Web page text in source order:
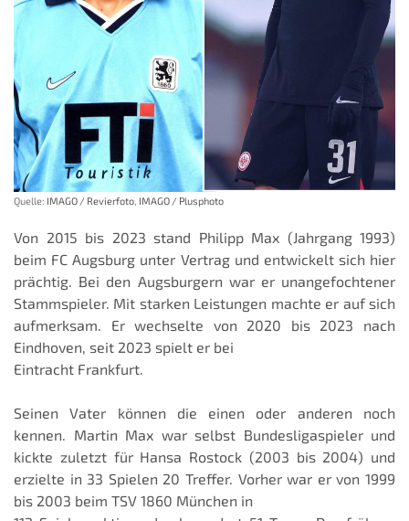
Quelle: IMAGO / Revierfoto, IMAGO / Plusphoto
Von 2015 bis 2023 stand Philipp Max (Jahrgang 1993)
beim FC Augsburg unter Vertrag und entwickelt sich hier
prächtig. Bei den Augsburgern war er unangefochtener
Stammspieler. Mit starken Leistungen machte er auf sich
aufmerksam. Er wechselte von 2020 bis 2023 nach
Eindhoven, seit 2023 spielt er bei
Eintracht Frankfurt.
Seinen Vater können die einen oder anderen noch
kennen. Martin Max war selbst Bundesligaspieler und
kickte zuletzt für Hansa Rostock (2003 bis 2004) und
erzielte in 33 Spielen 20 Treffer. Vorher war er von 1999
bis 2003 beim TSV 1860 München in